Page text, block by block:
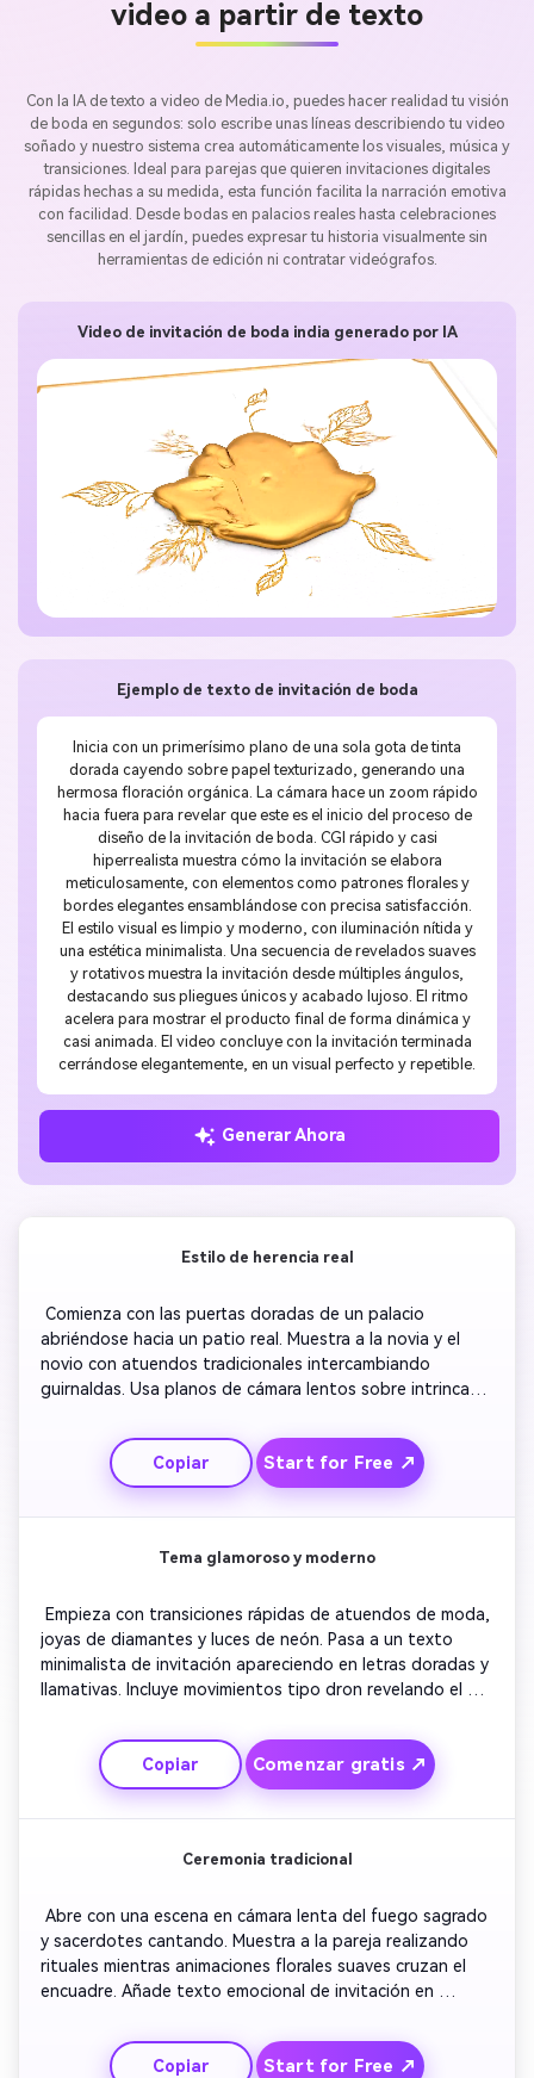
video a partir de texto
Con la IA de texto a video de Media.io, puedes hacer realidad tu visión
de boda en segundos: solo escribe unas líneas describiendo tu video
soñado y nuestro sistema crea automáticamente los visuales, música y
transiciones. Ideal para parejas que quieren invitaciones digitales
rápidas hechas a su medida, esta función facilita la narración emotiva
con facilidad. Desde bodas en palacios reales hasta celebraciones
sencillas en el jardín, puedes expresar tu historia visualmente sin
herramientas de edición ni contratar videógrafos.
Ejemplo de texto de invitación de boda
Inicia con un primerísimo plano de una sola gota de tinta
dorada cayendo sobre papel texturizado, generando una
hermosa floración orgánica. La cámara hace un zoom rápido
hacia fuera para revelar que este es el inicio del proceso de
diseño de la invitación de boda. CGI rápido y casi
hiperrealista muestra cómo la invitación se elabora
meticulosamente, con elementos como patrones florales y
bordes elegantes ensamblándose con precisa satisfacción.
El estilo visual es limpio y moderno, con iluminación nítida y
una estética minimalista. Una secuencia de revelados suaves
y rotativos muestra la invitación desde múltiples ángulos,
destacando sus pliegues únicos y acabado lujoso. El ritmo
acelera para mostrar el producto final de forma dinámica y
casi animada. El video concluye con la invitación terminada
cerrándose elegantemente, en un visual perfecto y repetible.
Generar Ahora
Video de invitación de boda india generado por IA
Estilo de herencia real
Comienza con las puertas doradas de un palacio
abriéndose hacia un patio real. Muestra a la novia y el
novio con atuendos tradicionales intercambiando
guirnaldas. Usa planos de cámara lentos sobre intrincada
ornamentadas de marcos mostrando el texto de la
invitación con fuentes regias. Finaliza con imágenes
aéreas tipo dron de fuegos artificiales iluminando el cielo
nocturno del palacio. Acompaña con música suave de
Copiar Start for Free ↗
Tema glamoroso y moderno
Empieza con transiciones rápidas de atuendos de moda,
joyas de diamantes y luces de neón. Pasa a un texto
minimalista de invitación apareciendo en letras doradas y
llamativas. Incluye movimientos tipo dron revelando el
confeti con música india moderna y animada. Cierra con
un mensaje brillante, ‘Reserva la fecha’ sobre luces de
fondo centelleantes.
Copiar Comenzar gratis ↗
Ceremonia tradicional
Abre con una escena en cámara lenta del fuego sagrado
y sacerdotes cantando. Muestra a la pareja realizando
rituales mientras animaciones florales suaves cruzan el
encuadre. Añade texto emocional de invitación en
Termina con delicadas percusiones de tabla
Copiar Start for Free ↗